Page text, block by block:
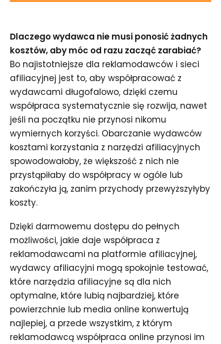
Dlaczego wydawca nie musi ponosić żadnych
kosztów, aby móc od razu zacząć zarabiać?
Bo najistotniejsze dla reklamodawców i sieci
afiliacyjnej jest to, aby współpracować z
wydawcami długofalowo, dzięki czemu
współpraca systematycznie się rozwija, nawet
jeśli na początku nie przynosi nikomu
wymiernych korzyści. Obarczanie wydawców
kosztami korzystania z narzędzi afiliacyjnych
spowodowałoby, że większość z nich nie
przystąpiłaby do współpracy w ogóle lub
zakończyła ją, zanim przychody przewyższyłyby
koszty.
Dzięki darmowemu dostępu do pełnych
możliwości, jakie daje współpraca z
reklamodawcami na platformie afiliacyjnej,
wydawcy afiliacyjni mogą spokojnie testować,
które narzędzia afiliacyjne są dla nich
optymalne, które lubią najbardziej, które
powierzchnie lub media online konwertują
najlepiej, a przede wszystkim, z którym
reklamodawcą współpraca online przynosi im